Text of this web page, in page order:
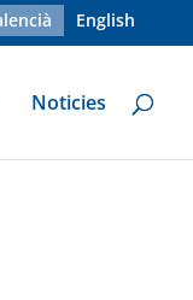
English
Noticies